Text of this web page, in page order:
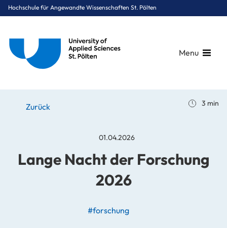
Hochschule für Angewandte Wissenschaften St. Pölten
Menu
Nacht der Forschung 2026
Zurück 3 min
Lange Nacht der Forschung
2026
#forschung
01.04.2026